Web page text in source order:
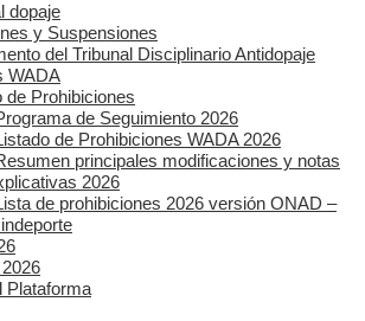
dopaje
y Suspensiones
del Tribunal Disciplinario Antidopaje
WADA
de Prohibiciones
de Seguimiento 2026
de Prohibiciones WADA 2026
principales modificaciones y notas
2026
de prohibiciones 2026 versión ONAD –
Plataforma